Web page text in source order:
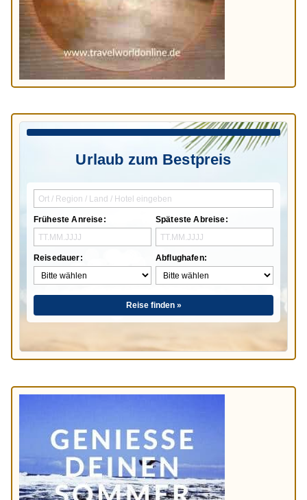
Urlaub zum Bestpreis
Früheste Anreise:
Reisedauer:
Späteste Abreise:
Abflughafen:
Reise finden »